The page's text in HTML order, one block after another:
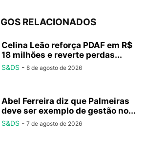
RELACIONADOS
Celina Leão reforça PDAF em R$
18 milhões e reverte perdas...
S&DS - 8 de agosto de 2026
Abel Ferreira diz que Palmeiras
deve ser exemplo de gestão no...
S&DS - 7 de agosto de 2026